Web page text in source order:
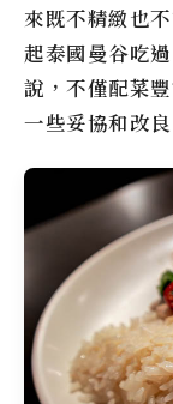
來既不精緻也
起泰國曼谷吃
說，不僅配菜
一些妥協和改